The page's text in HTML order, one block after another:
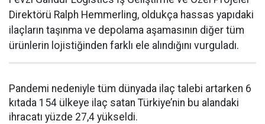
Direktörü Ralph Hemmerling, oldukça hassas yapıdaki
ilaçların taşınma ve depolama aşamasının diğer tüm
ürünlerin lojistiğinden farklı ele alındığını vurguladı.
Pandemi nedeniyle tüm dünyada ilaç talebi artarken 6
kıtada 154 ülkeye ilaç satan Türkiye’nin bu alandaki
ihracatı yüzde 27,4 yükseldi.